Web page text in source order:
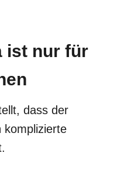
ist nur für
dass der
komplizierte